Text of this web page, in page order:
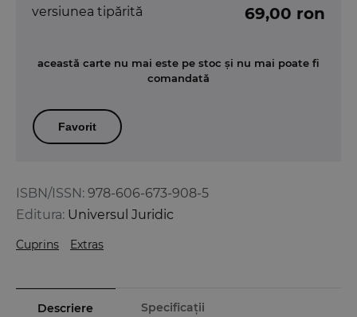
ISBN/ISSN: 978-606-673-908-5
Editura: Universul Juridic
Cuprins Extras
versiunea tipărită 69,00 ron
această carte nu mai este pe stoc și nu mai poate fi
comandată
Favorit
Descriere
Specificații